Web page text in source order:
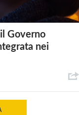
Governo
nei